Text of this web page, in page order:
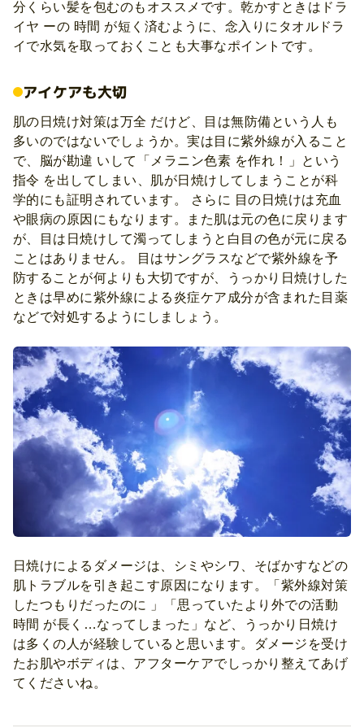
分くらい髪を包むのもオススメです。乾かすときはドラ
イヤ ーの 時間 が短く済むように、念入りにタオルドラ
イで水気を取っておくことも大事なポイントです。
アイケアも大切
肌の日焼け対策は万全 だけど、目は無防備という人も
多いのではないでしょうか。実は目に紫外線が入ること
で、脳が勘違 いして「メラニン色素 を作れ！」という
指令 を出してしまい、肌が日焼けしてしまうことが科
学的にも証明されています。 さらに 目の日焼けは充血
や眼病の原因にもなります。また肌は元の色に戻ります
が、目は日焼けして濁ってしまうと白目の色が元に戻る
ことはありません。 目はサングラスなどで紫外線を予
防することが何よりも大切ですが、うっかり日焼けした
ときは早めに紫外線による炎症ケア成分が含まれた目薬
などで対処するようにしましょう。
日焼けによるダメージは、シミやシワ、そばかすなどの
肌トラブルを引き起こす原因になります。「紫外線対策
したつもりだったのに 」「思っていたより外での活動
時間 が長く…なってしまった」など、うっかり日焼け
は多くの人が経験していると思います。ダメージを受け
たお肌やボディは、アフターケアでしっかり整えてあげ
てくださいね。